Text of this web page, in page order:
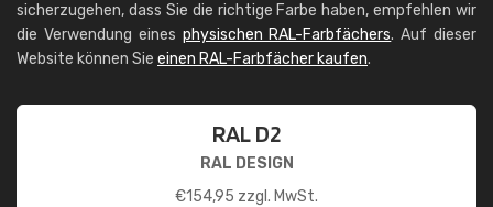
sicherzugehen, dass Sie die richtige Farbe haben, empfehlen wir
die Verwendung eines physischen RAL-Farbfächers. Auf dieser
Website können Sie einen RAL-Farbfächer kaufen.
RAL D2
RAL DESIGN
€154,95 zzgl. MwSt.